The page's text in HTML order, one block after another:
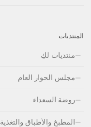
المنتديات
منتديات لكِ
مجلس الحوار العام
روضة السعداء
المطبخ والأطباق والتغذية